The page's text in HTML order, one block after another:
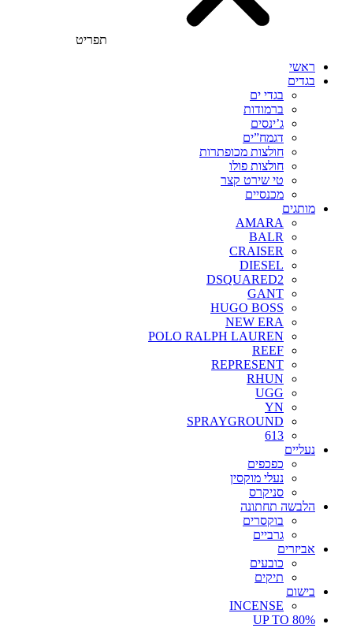
תפריט
ראשי
בגדים
בגדי ים
ברמודות
ג’ינסים
דגמח”ים
חולצות מכופתרות
חולצות פולו
טי שירט קצר
מכנסיים
מותגים
AMARA
BALR
CRAISER
DIESEL
DSQUARED2
GANT
HUGO BOSS
NEW ERA
POLO RALPH LAUREN
REEF
REPRESENT
RHUN
UGG
YN
SPRAYGROUND
613
נעליים
כפכפים
נעלי מוקסין
סניקרס
הלבשה תחתונה
בוקסרים
גרביים
אביזרים
כובעים
תיקים
בישום
INCENSE
UP TO 80%